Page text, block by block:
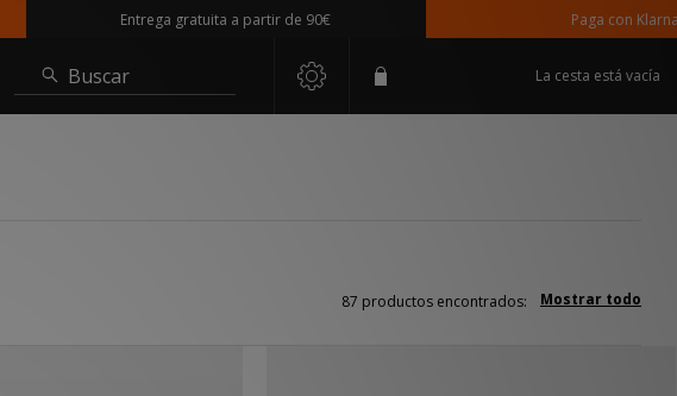
Entrega gratuita a partir de 90€ Paga con Klarna
Buscar La cesta está vacía
Mostrar todo
87 productos encontrados: